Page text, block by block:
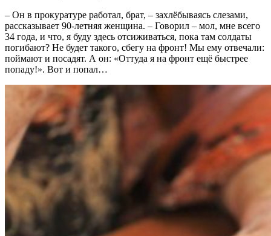
– Он в прокуратуре работал, брат, – захлёбываясь слезами,
рассказывает 90-летняя женщина. – Говорил – мол, мне всего
34 года, и что, я буду здесь отсиживаться, пока там солдаты
погибают? Не будет такого, сбегу на фронт! Мы ему отвечали:
поймают и посадят. А он: «Оттуда я на фронт ещё быстрее
попаду!». Вот и попал…